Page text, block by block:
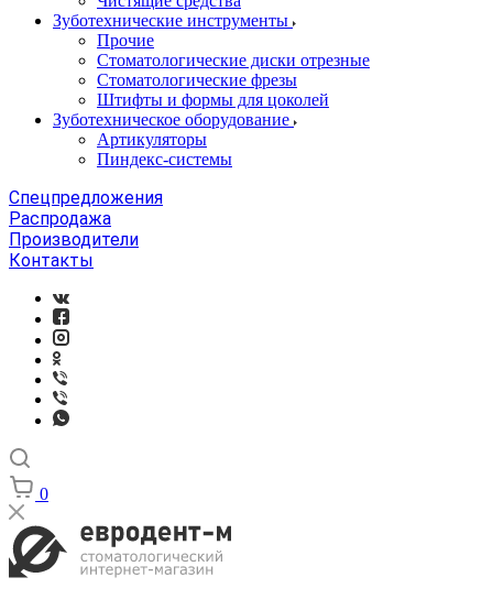
Зуботехнические инструменты
Прочие
Стоматологические диски отрезные
Стоматологические фрезы
Штифты и формы для цоколей
Зуботехническое оборудование
Артикуляторы
Пиндекс-системы
Спецпредложения
Распродажа
Производители
Контакты
0